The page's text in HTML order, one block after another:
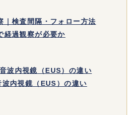
｜検査間隔・フォロー方法
経過観察が必要か
波内視鏡（EUS）の違い
内視鏡（EUS）の違い